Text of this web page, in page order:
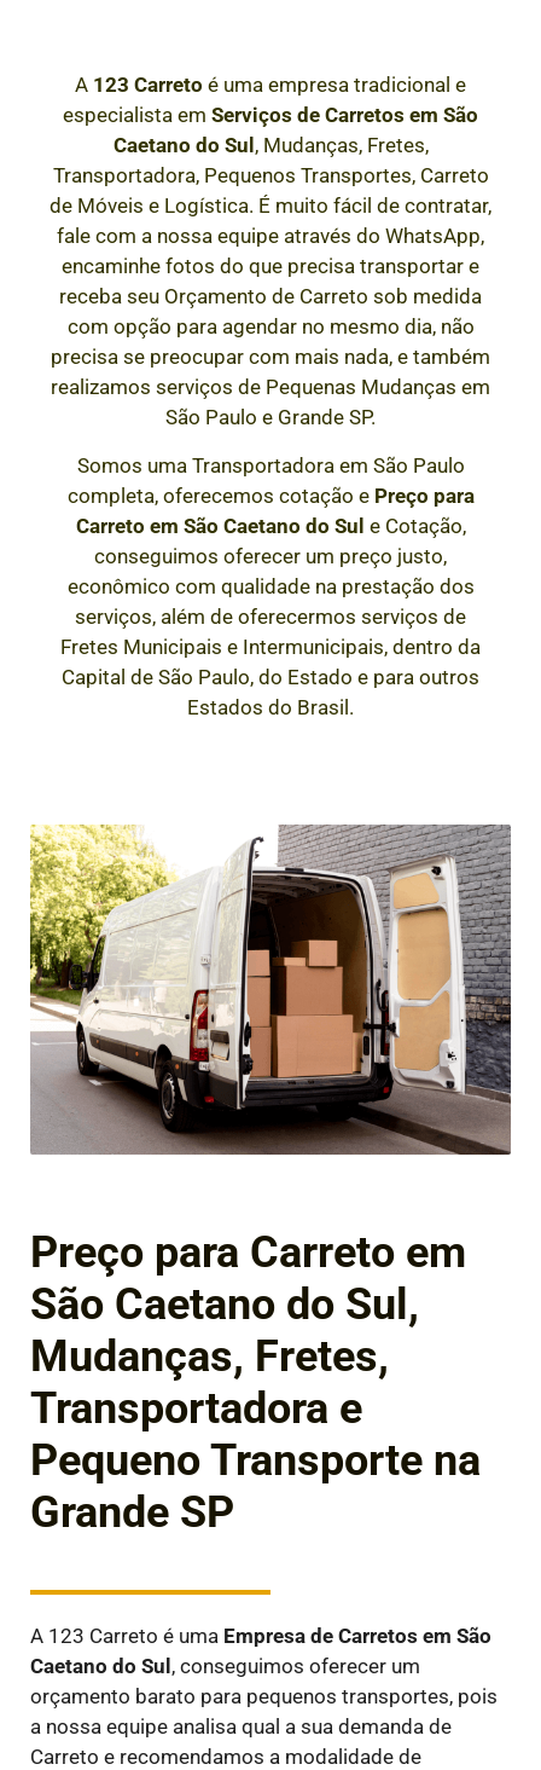
A 123 Carreto é uma empresa tradicional e
especialista em Serviços de Carretos em São
Caetano do Sul , Mudanças, Fretes,
Transportadora, Pequenos Transportes, Carreto
de Móveis e Logística. É muito fácil de contratar,
fale com a nossa equipe através do WhatsApp,
encaminhe fotos do que precisa transportar e
receba seu Orçamento de Carreto sob medida
com opção para agendar no mesmo dia, não
precisa se preocupar com mais nada, e também
realizamos serviços de Pequenas Mudanças em
São Paulo e Grande SP.
Somos uma Transportadora em São Paulo
completa, oferecemos cotação e Preço para
Carreto em São Caetano do Sul e Cotação,
conseguimos oferecer um preço justo,
econômico com qualidade na prestação dos
serviços, além de oferecermos serviços de
Fretes Municipais e Intermunicipais, dentro da
Capital de São Paulo, do Estado e para outros
Estados do Brasil.
Preço para Carreto em
São Caetano do Sul,
Mudanças, Fretes,
Transportadora e
Pequeno Transporte na
Grande SP
A 123 Carreto é uma Empresa de Carretos em São
Caetano do Sul, conseguimos oferecer um
orçamento barato para pequenos transportes, pois
a nossa equipe analisa qual a sua demanda de
Carreto e recomendamos a modalidade de